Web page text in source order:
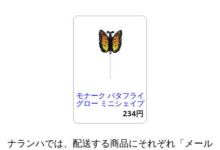
モナーク バタフライ
グロー ミニシェイプ
234円
ナランハでは、配送する商品にそれぞれ「メール